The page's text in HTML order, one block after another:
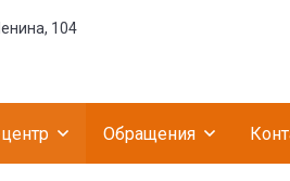
учреждение
104
Обращения